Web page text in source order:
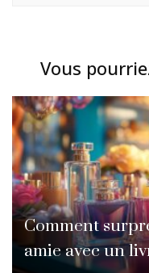
Vous
Comment
amie avec un